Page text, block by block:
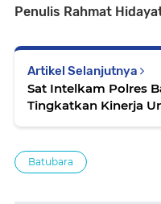
Penulis Rahmat
Artikel Selanjutnya
Sat Intelkam Polres
Tingkatkan Kinerja
Batubara